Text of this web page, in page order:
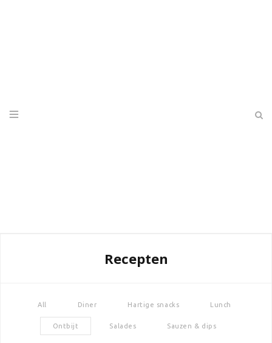
Recepten
All Diner Hartige snacks Lunch
Ontbijt Salades Sauzen & dips